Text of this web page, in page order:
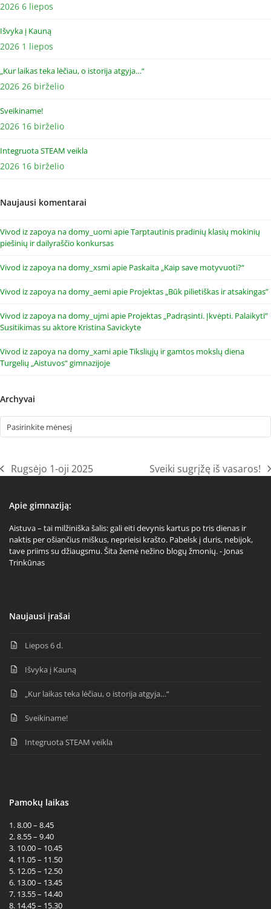
2026 6 liepos
Išvyka į Kauną
2026 1 liepos
„Kur laikas teka lėčiau, o istorija atgyja…“
2026 26 birželio
Sveikiname!
2026 16 birželio
Integruota STEAM veikla
2026 16 birželio
Naujausi komentarai
Vivod iz zapoya na domy_uomiapieTarptautinis pradinių klasių mokinių
piešinių ir dailyraščio konkursas
Vivod iz zapoya na domy_xsmiapie Paskaita „Kaip save motyvuoti?“
Vivod iz zapoya na domy_aemiapie Projektas „Būk pilietiškas ir atsakingas”
Vivod iz zapoya na domy_ujmiapie Projektas „Padrąsinti. Įkvėpti. Palaikyti”
Susitikimas su aktore Kristina Savickyte
Vivod iz zapoya na domy_xamiapieTiksliųjų ir gamtos mokslų diena
Turgelių „Aistuvos“ gimnazijoje
Archyvai
Archyvai
previous
Rugsėjo 1-oji 2025
next
Sveiki sugrįžę iš vasaros!
Apie gimnaziją:
Aistuva – tai milžiniška šalis: gali eiti devynis kartus po tris dienas ir
naktis per ošiančius miškus, neprieisi krašto. Pabelsk į duris, nebijok,
tave priims su džiaugsmu. Šita žemė nežino blogų žmonių. - Jonas
Trinkūnas
Naujausi įrašai
Liepos 6 d.
Išvyka į Kauną
„Kur laikas teka lėčiau, o istorija atgyja…“
Sveikiname!
Integruota STEAM veikla
Pamokų laikas
1. 8.00 – 8.45
2. 8.55 – 9.40
3. 10.00 – 10.45
4. 11.05 – 11.50
5. 12.05 – 12.50
6. 13.00 – 13.45
7. 13.55 – 14.40
8. 14.45 – 15.30